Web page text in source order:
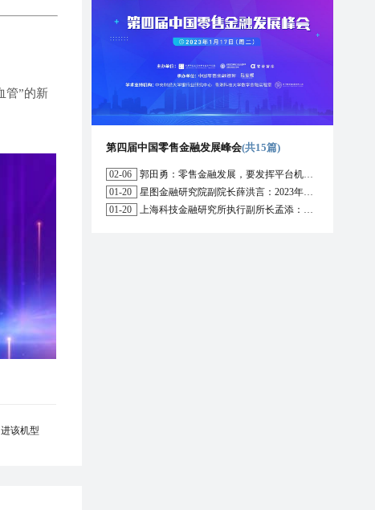
管”的新
该机型
第四届中国零售金融发展峰会(共15篇)
02-06
郭田勇：零售金融发展，要发挥平台机构的作用
01-20
星图金融研究院副院长薛洪言：2023年消费信贷或迎来新起点
01-20
上海科技金融研究所执行副所长孟添：开放银行与嵌入式金融为数字普惠金融带来更大发展空间